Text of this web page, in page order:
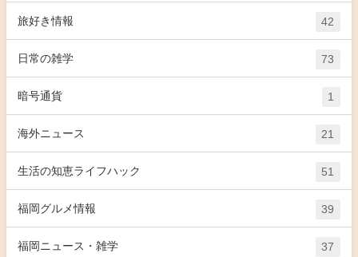
旅好き情報 42
日常の雑学 73
暗号通貨 1
海外ニュース 21
生活の知恵ライフハック 51
福岡グルメ情報 39
福岡ニュース・雑学 37